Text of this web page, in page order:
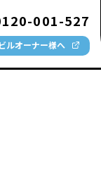
001-527
ビルオーナー様へ